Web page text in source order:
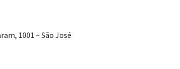
1001 – São José